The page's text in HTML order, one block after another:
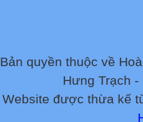
Bản quyền thuộc về
Hưng Trạch -
Website được thừa kế